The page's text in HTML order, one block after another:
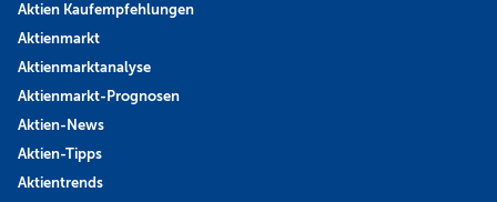
Aktien Kaufempfehlungen
Aktienmarkt
Aktienmarktanalyse
Aktienmarkt-Prognosen
Aktien-News
Aktien-Tipps
Aktientrends